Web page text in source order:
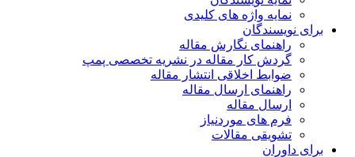
نمایه واژه های کلیدی
برای نویسندگان
راهنمای نگارش مقاله
گردش کار مقاله در نشریه تخصصی پمپ
ضوابط اخلاقی انتشار مقاله
راهنمای ارسال مقاله
ارسال مقاله
فرم های موردنیاز
تشویقی مقالات
برای داوران